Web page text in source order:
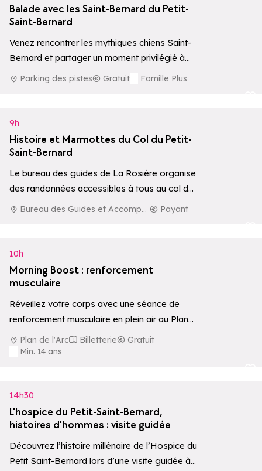
Balade avec les Saint-Bernard du Petit-
Saint-Bernard
Venez rencontrer les mythiques chiens Saint-
Bernard et partager un moment privilégié à
leurs côtés, avec possibilité de balade
Parking des pistes Gratuit
Famille Plus
9h
Histoire et Marmottes du Col du Petit-
Saint-Bernard
Le bureau des guides de La Rosière organise
des randonnées accessibles à tous au col du
Petit-Saint-Bernard, alliant découverte des…
Bureau des Guides et Accompagnateurs de La Rosière
Payant
10h
Morning Boost : renforcement
musculaire
Réveillez votre corps avec une séance de
renforcement musculaire en plein air au Plan
de l'Arc. Un moment dynamique pour…
Plan de l'Arc Billetterie
Gratuit
Min. 14 ans
14h30
L'hospice du Petit-Saint-Bernard,
histoires d'hommes : visite guidée
Découvrez l’histoire millénaire de l’Hospice du
Petit Saint-Bernard lors d’une visite guidée à